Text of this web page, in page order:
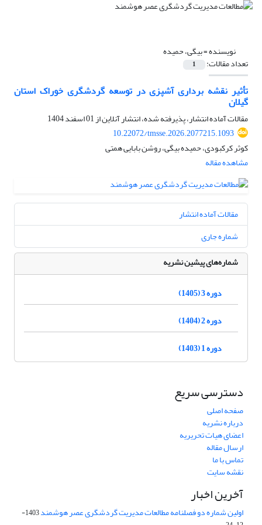
نویسنده =بیگی، حمیده
تعداد مقالات: 1
تأثیر نقشه برداری آشپزی در توسعه گردشگری خوراک استان
گیلان
مقالات آماده انتشار، پذیرفته شده، انتشار آنلاین از01 اسفند 1404
10.22072/tmsse.2026.2077215.1093
کوثر کرکبودی، حمیده بیگی، روشن بابایی همتی
مشاهده مقاله
مقالات آماده انتشار
شماره جاری
شماره‌های پیشین نشریه
دوره 3 (1405)
دوره 2 (1404)
دوره 1 (1403)
دسترسی سریع
صفحه اصلی
درباره نشریه
اعضای هیات تحریریه
ارسال مقاله
تماس با ما
نقشه سایت
آخرین اخبار
اولین شماره دو فصلنامه مطالعات مدیریت گردشگری عصر هوشمند
1403-